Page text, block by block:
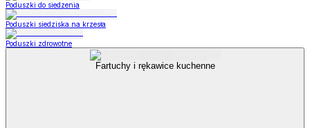
Poduszki do siedzenia
Poduszki siedziska na krzesła
Poduszki zdrowotne
Fartuchy i rękawice kuchenne